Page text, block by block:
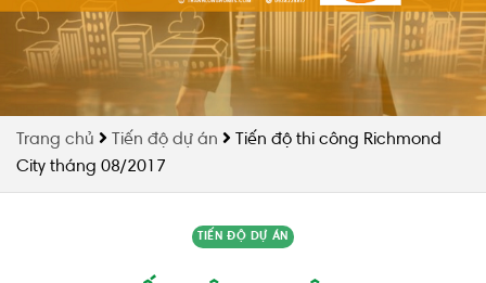
Trang chủ Tiến độ dự án
Tiến độ thi công Richmond
City tháng 08/2017
TIẾN ĐỘ DỰ ÁN